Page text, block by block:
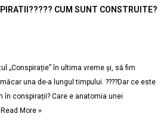
CUM SUNT CONSTRUITE?
„Conspirație” în ultima vreme și, să fim
una de-a lungul timpului. ????Dar ce este
în conspirații? Care e anatomia unei
Read More »